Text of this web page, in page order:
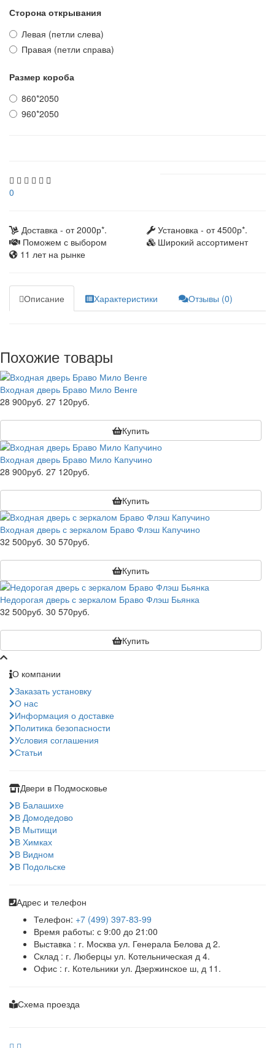
Сторона открывания
Левая (петли слева)
Правая (петли справа)
Размер короба
860*2050
960*2050
0
Доставка - от 2000р*.
Установка - от 4500р*.
Поможем с выбором
Широкий ассортимент
11 лет на рынке
Описание Характеристики Отзывы (0)
Похожие товары
Входная дверь Браво Мило Венге
28 900руб. 27 120руб.
Купить
Входная дверь Браво Мило Капучино
28 900руб. 27 120руб.
Купить
Входная дверь с зеркалом Браво Флэш Капучино
32 500руб. 30 570руб.
Купить
Недорогая дверь с зеркалом Браво Флэш Бьянка
32 500руб. 30 570руб.
Купить
О компании
Заказать установку
О нас
Информация о доставке
Политика безопасности
Условия соглашения
Статьи
Двери в Подмосковье
В Балашихе
В Домодедово
В Мытищи
В Химках
В Видном
В Подольске
Адрес и телефон
Телефон: +7 (499) 397-83-99
Время работы: с 9:00 до 21:00
Выставка : г. Москва ул. Генерала Белова д 2.
Склад : г. Люберцы ул. Котельническая д 4.
Офис : г. Котельники ул. Дзержинское ш, д 11.
Схема проезда